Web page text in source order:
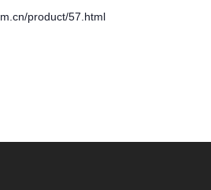
product/57.html